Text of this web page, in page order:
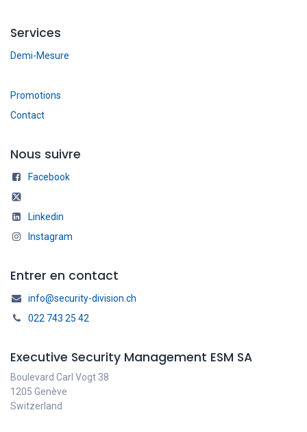
Services
Demi-Mesure
Promotions
Contact
Nous suivre
Facebook
Linkedin
Instagram
Entrer en contact
info@security-division.ch
022 743 25 42
Executive Security Management ESM SA
Boulevard Carl Vogt 38
1205 Genève
Switzerland